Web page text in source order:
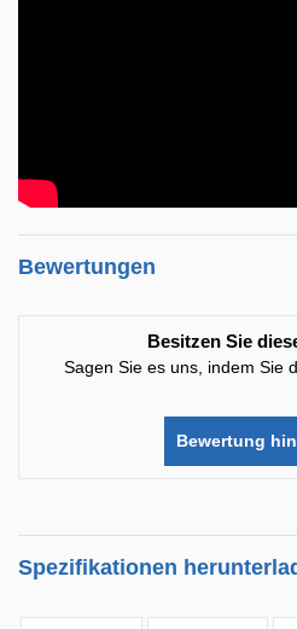
Bewertungen
Besitzen Sie
Sagen Sie es uns, indem Sie
Bewertung
Spezifikationen